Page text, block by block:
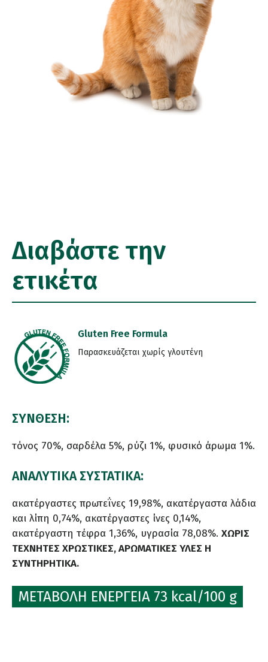
Διαβάστε την
ετικέτα
Gluten Free Formula
Παρασκευάζεται χωρίς γλουτένη
ΣΥΝΘΕΣΗ:
τόνος 70%, σαρδέλα 5%, ρύζι 1%, φυσικό άρωμα 1%.
ΑΝΑΛΥΤΙΚΑ ΣΥΣΤΑΤΙΚΑ:
ακατέργαστες πρωτεΐνες 19,98%, ακατέργαστα λάδια
και λίπη 0,74%, ακατέργαστες ίνες 0,14%,
ακατέργαστη τέφρα 1,36%, υγρασία 78,08%. ΧΩΡΙΣ
ΤΕΧΝΗΤΕΣ ΧΡΩΣΤΙΚΕΣ, ΑΡΩΜΑΤΙΚΕΣ ΥΛΕΣ Η
ΣΥΝΤΗΡΗΤΙΚΑ.
ΜΕΤΑΒΟΛΗ ΕΝΕΡΓΕΙΑ 73 kcal/100 g